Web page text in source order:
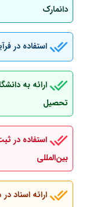
دانمارک
استفاده در
ارائه به
تحصیل
استفاده در
بین‌المللی
ارائه اسناد